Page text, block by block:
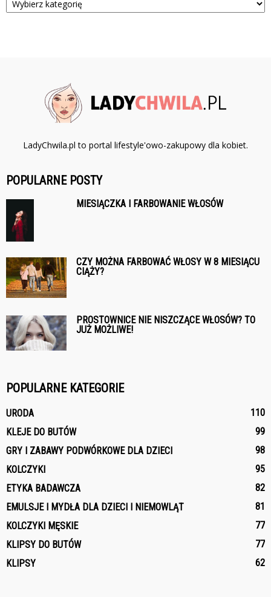
LadyChwila.pl to portal lifestyle'owo-zakupowy dla kobiet.
POPULARNE POSTY
MIESIĄCZKA I FARBOWANIE WŁOSÓW
CZY MOŻNA FARBOWAĆ WŁOSY W 8 MIESIĄCU
CIĄŻY?
PROSTOWNICE NIE NISZCZĄCE WŁOSÓW? TO
JUŻ MOŻLIWE!
POPULARNE KATEGORIE
URODA
110
KLEJE DO BUTÓW
99
GRY I ZABAWY PODWÓRKOWE DLA DZIECI
98
KOLCZYKI
95
ETYKA BADAWCZA
82
EMULSJE I MYDŁA DLA DZIECI I NIEMOWLĄT
81
KOLCZYKI MĘSKIE
77
KLIPSY DO BUTÓW
77
KLIPSY
62